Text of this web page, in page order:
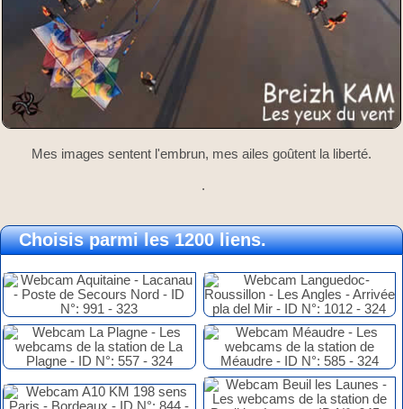
Mes images sentent l'embrun, mes ailes goûtent la liberté.
.
Choisis parmi les 1200 liens.